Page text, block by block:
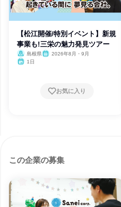
【松江開催/特別イベント】新規
事業も!三栄の魅力発見ツアー
島根県
2026年8月・9月
1日
お気に入り
この企業の募集